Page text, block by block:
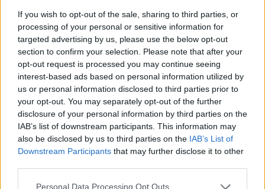
If you wish to opt-out of the sale, sharing to third parties, or
processing of your personal or sensitive information for
targeted advertising by us, please use the below opt-out
section to confirm your selection. Please note that after your
opt-out request is processed you may continue seeing
interest-based ads based on personal information utilized by
us or personal information disclosed to third parties prior to
your opt-out. You may separately opt-out of the further
disclosure of your personal information by third parties on the
IAB’s list of downstream participants. This information may
also be disclosed by us to third parties on the IAB’s List of
Downstream Participants that may further disclose it to other
Personal Data Processing Opt Outs
TAIP PAT SKAITYKITE